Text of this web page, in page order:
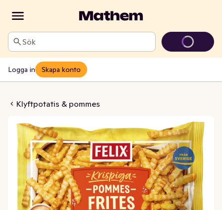
Sök
Logga in Skapa konto
Klyftpotatis & pommes
Frites Fryst